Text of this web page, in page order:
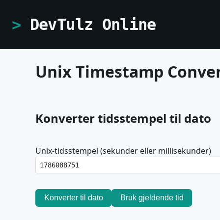
DevTulz Online
Unix Timestamp
Konverter tidsstempel til dato
Unix-tidsstempel (sekunder eller millisekunder)
Konverter til dato Bruk gjeldende tid